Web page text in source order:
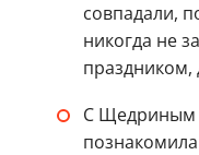
совпадали,
никогда не
праздником,
С Щедриным
познакомила